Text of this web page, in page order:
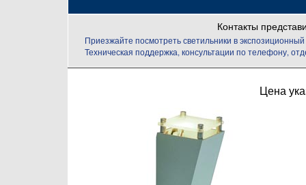
Контакты
Приезжайте посмотреть светильники в
Техническая поддержка, консультации по телефону,
Цена